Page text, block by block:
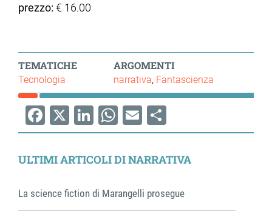
prezzo: € 16.00
TEMATICHE
Tecnologia
ARGOMENTI
narrativa Fantascienza
Facebook
X LinkedIn
WhatsApp
EmailShare
ULTIMI ARTICOLI DI NARRATIVA
La science fiction di Marangelli prosegue